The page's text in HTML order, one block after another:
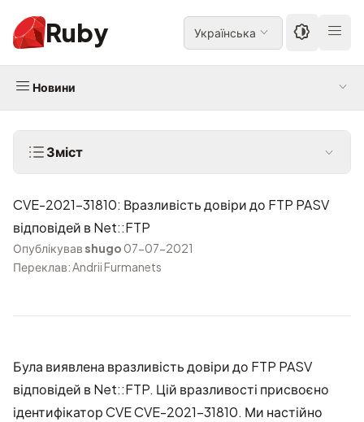
Ruby Українська
Новини
Зміст
CVE-2021-31810: Вразливість довіри до FTP PASV
відповідей в Net::FTP
Опублікував shugo 07-07-2021
Переклав: Andrii Furmanets
Була виявлена вразливість довіри до FTP PASV
відповідей в Net::FTP. Цій вразливості присвоєно
ідентифікатор CVECVE-2021-31810. Ми настійно